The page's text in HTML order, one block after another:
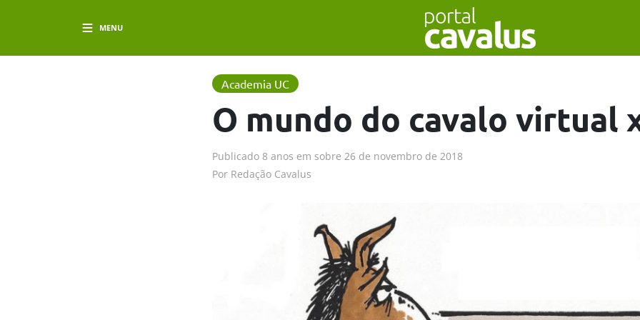
MENU
Academia UC
O mundo do cavalo virtual
Publicado 8 anos em sobre 26 de novembro de 2018
Por Redação Cavalus